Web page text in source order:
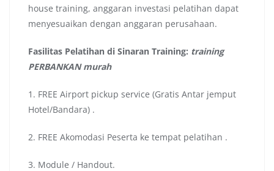
house training, anggaran investasi pelatihan dapat
menyesuaikan dengan anggaran perusahaan.
Fasilitas Pelatihan di Sinaran Training: training
PERBANKAN murah
1. FREE Airport pickup service (Gratis Antar jemput
Hotel/Bandara) .
2. FREE Akomodasi Peserta ke tempat pelatihan .
3. Module / Handout.